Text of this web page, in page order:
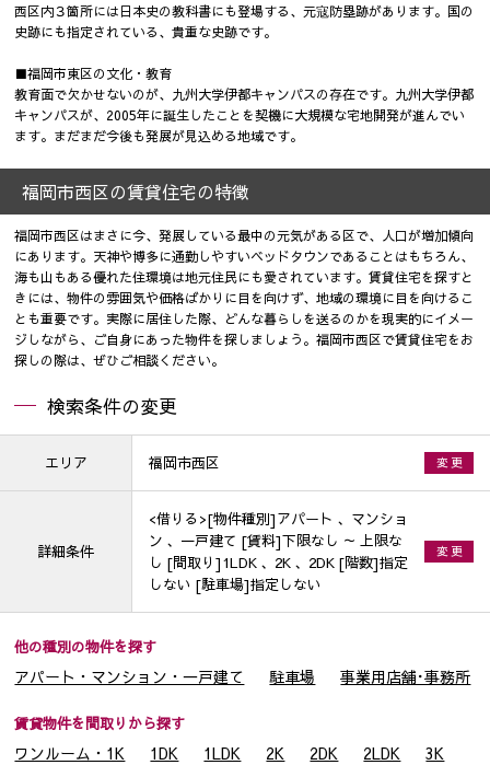
西区内３箇所には日本史の教科書にも登場する、元寇防塁跡があります。国の
史跡にも指定されている、貴重な史跡です。
■福岡市東区の文化・教育
教育面で欠かせないのが、九州大学伊都キャンパスの存在です。九州大学伊都
キャンパスが、2005年に誕生したことを契機に大規模な宅地開発が進んでい
ます。まだまだ今後も発展が見込める地域です。
福岡市西区の賃貸住宅の特徴
福岡市西区はまさに今、発展している最中の元気がある区で、人口が増加傾向
にあります。天神や博多に通勤しやすいベッドタウンであることはもちろん、
海も山もある優れた住環境は地元住民にも愛されています。賃貸住宅を探すと
きには、物件の雰囲気や価格ばかりに目を向けず、地域の環境に目を向けるこ
とも重要です。実際に居住した際、どんな暮らしを送るのかを現実的にイメー
ジしながら、ご自身にあった物件を探しましょう。福岡市西区で賃貸住宅をお
探しの際は、ぜひご相談ください。
検索条件の変更
エリア 福岡市西区 変 更
詳細条件
<借りる>[物件種別]アパート 、マンショ
ン 、一戸建て [賃料]下限なし ～ 上限な
し [間取り]1LDK 、2K 、2DK [階数]指定
しない [駐車場]指定しない
変 更
他の種別の物件を探す
アパート・マンション・一戸建て 駐車場 事業用店舗･事務所
賃貸物件を間取りから探す
ワンルーム・1K 1DK 1LDK 2K 2DK 2LDK
3K